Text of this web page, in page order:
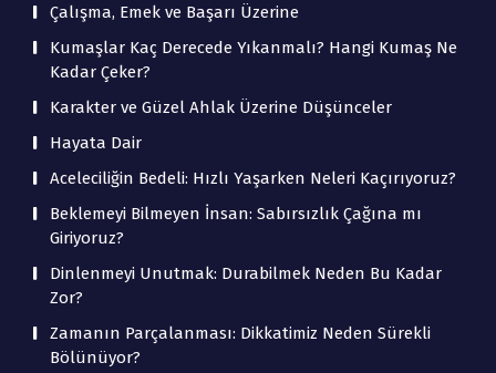
Çalışma, Emek ve Başarı Üzerine
Kumaşlar Kaç Derecede Yıkanmalı? Hangi Kumaş Ne
Kadar Çeker?
Karakter ve Güzel Ahlak Üzerine Düşünceler
Hayata Dair
Aceleciliğin Bedeli: Hızlı Yaşarken Neleri Kaçırıyoruz?
Beklemeyi Bilmeyen İnsan: Sabırsızlık Çağına mı
Giriyoruz?
Dinlenmeyi Unutmak: Durabilmek Neden Bu Kadar
Zor?
Zamanın Parçalanması: Dikkatimiz Neden Sürekli
Bölünüyor?